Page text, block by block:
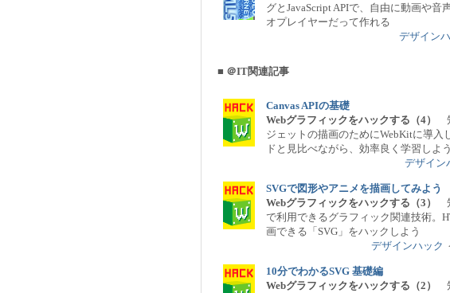
グとJavaScript APIで、自由に動画や
オプレイヤーだって作れる
デザイン
■ ＠IT関連記事
Canvas APIの基礎
Webグラフィックをハックする（4）
ジェットの描画のためにWebKitに導入
ドと見比べながら、効率良く学習しよう
デザイン
SVGで図形やアニメを描画してみよう
Webグラフィックをハックする（3）
で利用できるグラフィック関連技術。
画できる「SVG」をハックしよう
デザインハック
10分でわかるSVG 基礎編
Webグラフィックをハックする（2）